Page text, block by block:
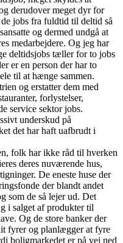
derudover meget dyr for
jobs fra fuldtid til deltid så
og dermed undgå at
medarbejdere. Og jeg har
deltidsjobs tæller for to jobs
er en person der har to
til at hænge sammen.
og erstatter dem med
forlystelser,
service sektor jobs.
underskud på
det har haft uafbrudt i
folk har ikke råd til hverken
deres nuværende hus,
De eneste huse der
der blandt andet
som de så lejer ud. Det
i salget af produkter til
Og de store banker der
fyrer og planlægger at fyre
boligmarkedet er på vej ned